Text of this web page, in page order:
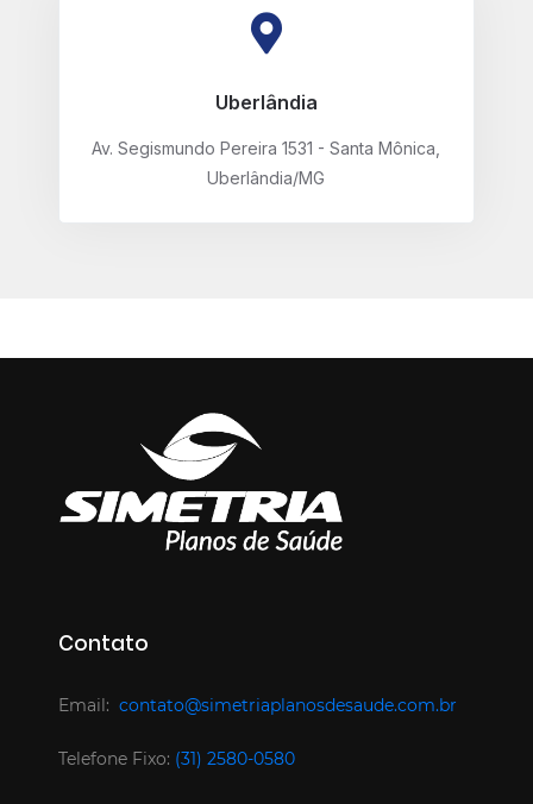
Uberlândia
Av. Segismundo Pereira 1531 - Santa Mônica,
Uberlândia/MG
Contato
Email: contato@simetriaplanosdesaude.com.br
Telefone Fixo: (31) 2580-0580